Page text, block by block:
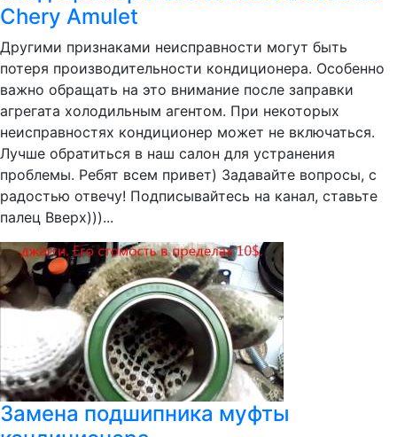
Chery Amulet
Другими признаками неисправности могут быть
потеря производительности кондиционера. Особенно
важно обращать на это внимание после заправки
агрегата холодильным агентом. При некоторых
неисправностях кондиционер может не включаться.
Лучше обратиться в наш салон для устранения
проблемы. Ребят всем привет) Задавайте вопросы, с
радостью отвечу! Подписывайтесь на канал, ставьте
палец Вверх)))...
Замена подшипника муфты